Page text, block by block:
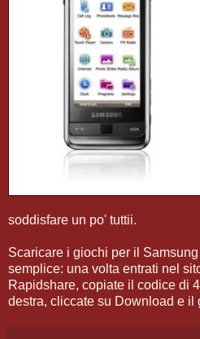
soddisfare un po' tuttii.
Scaricare i giochi per il
semplice: una volta entrati nel
Rapidshare, copiate il codice di
destra, cliccate su Download e il